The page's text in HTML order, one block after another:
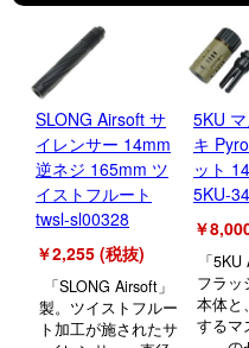
SLONG Airsoft サ
イレンサー 14mm
逆ネジ 165mm ツ
イストフルート
twsl-sl00328
￥2,255 (税抜)
「SLONG Airsoft」
製。ツイストフルー
ト加工が施されたサ
5KU
キ
ット
5KU-
￥
「5KU
フラッ
本体と
するマ